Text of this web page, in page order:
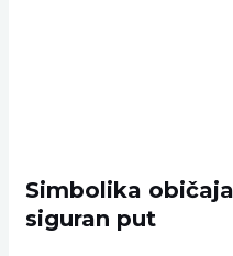
Simbolika
siguran put